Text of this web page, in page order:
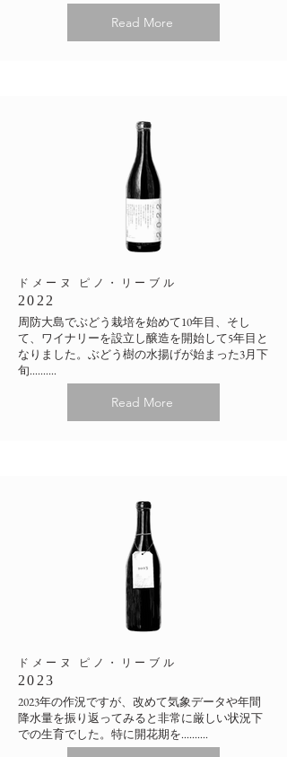
Read More
​ドメーヌ ピノ・リーブル
2022
周防大島でぶどう栽培を始めて10年目、そし
て、ワイナリーを設立し醸造を開始して5年目と
なりました。ぶどう樹の水揚げが始まった3月下
旬..........
Read More
​ドメーヌ ピノ・リーブル
2023
2023年の作況ですが、改めて気象データや年間
降水量を振り返ってみると非常に厳しい状況下
での生育でした。特に開花期を..........